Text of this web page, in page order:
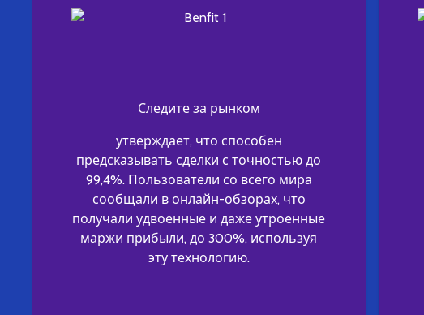
Следите за рынком
утверждает, что способен
предсказывать сделки с точностью до
99,4%. Пользователи со всего мира
сообщали в онлайн-обзорах, что
получали удвоенные и даже утроенные
маржи прибыли, до 300%, используя
эту технологию.